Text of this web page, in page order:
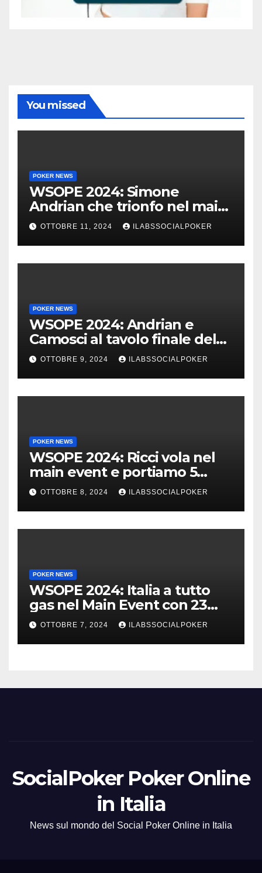
You missed
POKER NEWS
WSOPE 2024: Simone
Andrian che trionfo nel main
event al King’s
OTTOBRE 11, 2024 ILABSSOCIALPOKER
POKER NEWS
WSOPE 2024: Andrian e
Camosci al tavolo finale del
Main, vai Italia!!!
OTTOBRE 9, 2024 ILABSSOCIALPOKER
POKER NEWS
WSOPE 2024: Ricci vola nel
main event e portiamo 5
azzurri al day 4
OTTOBRE 8, 2024 ILABSSOCIALPOKER
POKER NEWS
WSOPE 2024: Italia a tutto
gas nel Main Event con 23
azzurri al day 3
OTTOBRE 7, 2024 ILABSSOCIALPOKER
SocialPoker Poker Online
in Italia
News sul mondo del Social Poker Online in Italia